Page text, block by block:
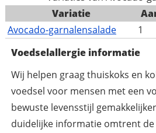
Variatie
Avocado-garnalensalade
1
Voedselallergie informatie
Wij helpen graag thuiskoks en
voedsel voor mensen met een
bewuste levensstijl
duidelijke informatie omtrent